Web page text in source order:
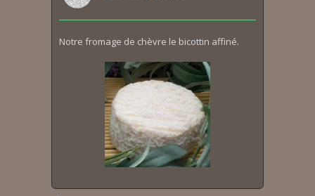
Notre fromage de chèvre le bicottin affiné.